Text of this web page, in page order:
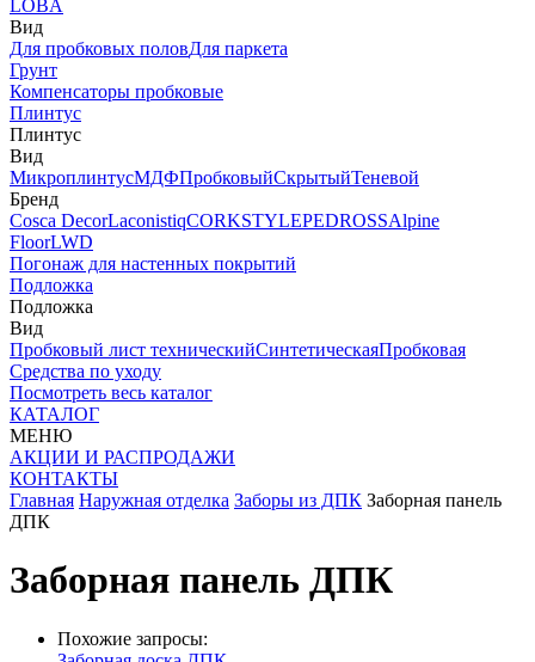
LOBA
Вид
Для пробковых половДля паркета
Грунт
Компенсаторы пробковые
Плинтус
Плинтус
Вид
МикроплинтусМДФПробковыйСкрытыйТеневой
Бренд
Cosca DecorLaconistiqCORKSTYLEPEDROSSAlpine
FloorLWD
Погонаж для настенных покрытий
Подложка
Подложка
Вид
Пробковый лист техническийСинтетическаяПробковая
Средства по уходу
Посмотреть весь каталог
КАТАЛОГ
МЕНЮ
АКЦИИ И РАСПРОДАЖИ
КОНТАКТЫ
Главная Наружная отделка Заборы из ДПК Заборная панель
ДПК
Заборная панель ДПК
Похожие запросы: